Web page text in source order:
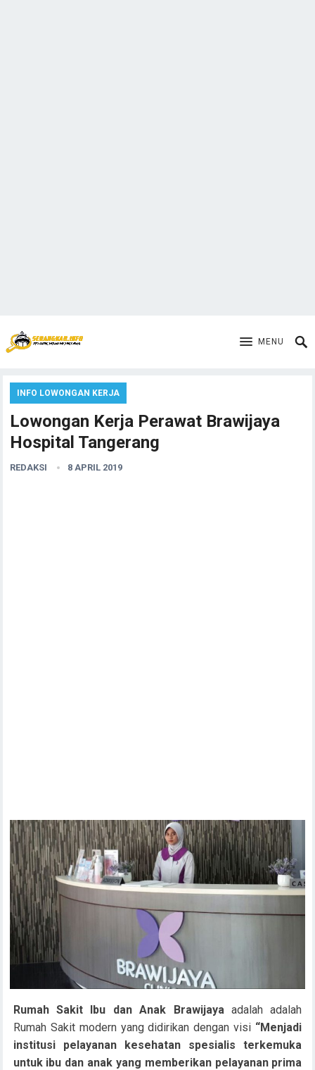
MENU
INFO LOWONGAN KERJA
Lowongan Kerja Perawat Brawijaya
Hospital Tangerang
REDAKSI 8 APRIL 2019
Rumah Sakit Ibu dan Anak Brawijaya adalah adalah
Rumah Sakit modern yang didirikan dengan visi “Menjadi
institusi pelayanan kesehatan spesialis terkemuka
untuk ibu dan anak yang memberikan pelayanan prima